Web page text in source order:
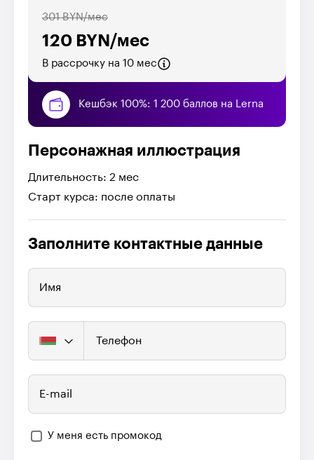
120 BYN/мес
301 BYN/мес
В рассрочку на 10 мес
Кешбэк 100%: 1 200 баллов на Lerna
Персонажная иллюстрация
Длительность: 2 мес
Старт курса: после оплаты
Заполните контактные данные
Имя
Телефон
E-mail
У меня есть промокод